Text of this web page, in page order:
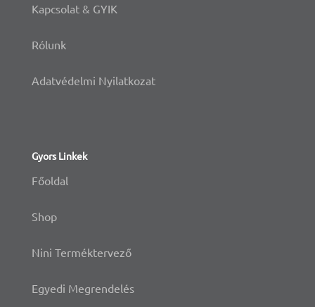
Kapcsolat & GYIK
Rólunk
Adatvédelmi Nyilatkozat
Gyors Linkek
Főoldal
Shop
Nini Terméktervező
Egyedi Megrendelés